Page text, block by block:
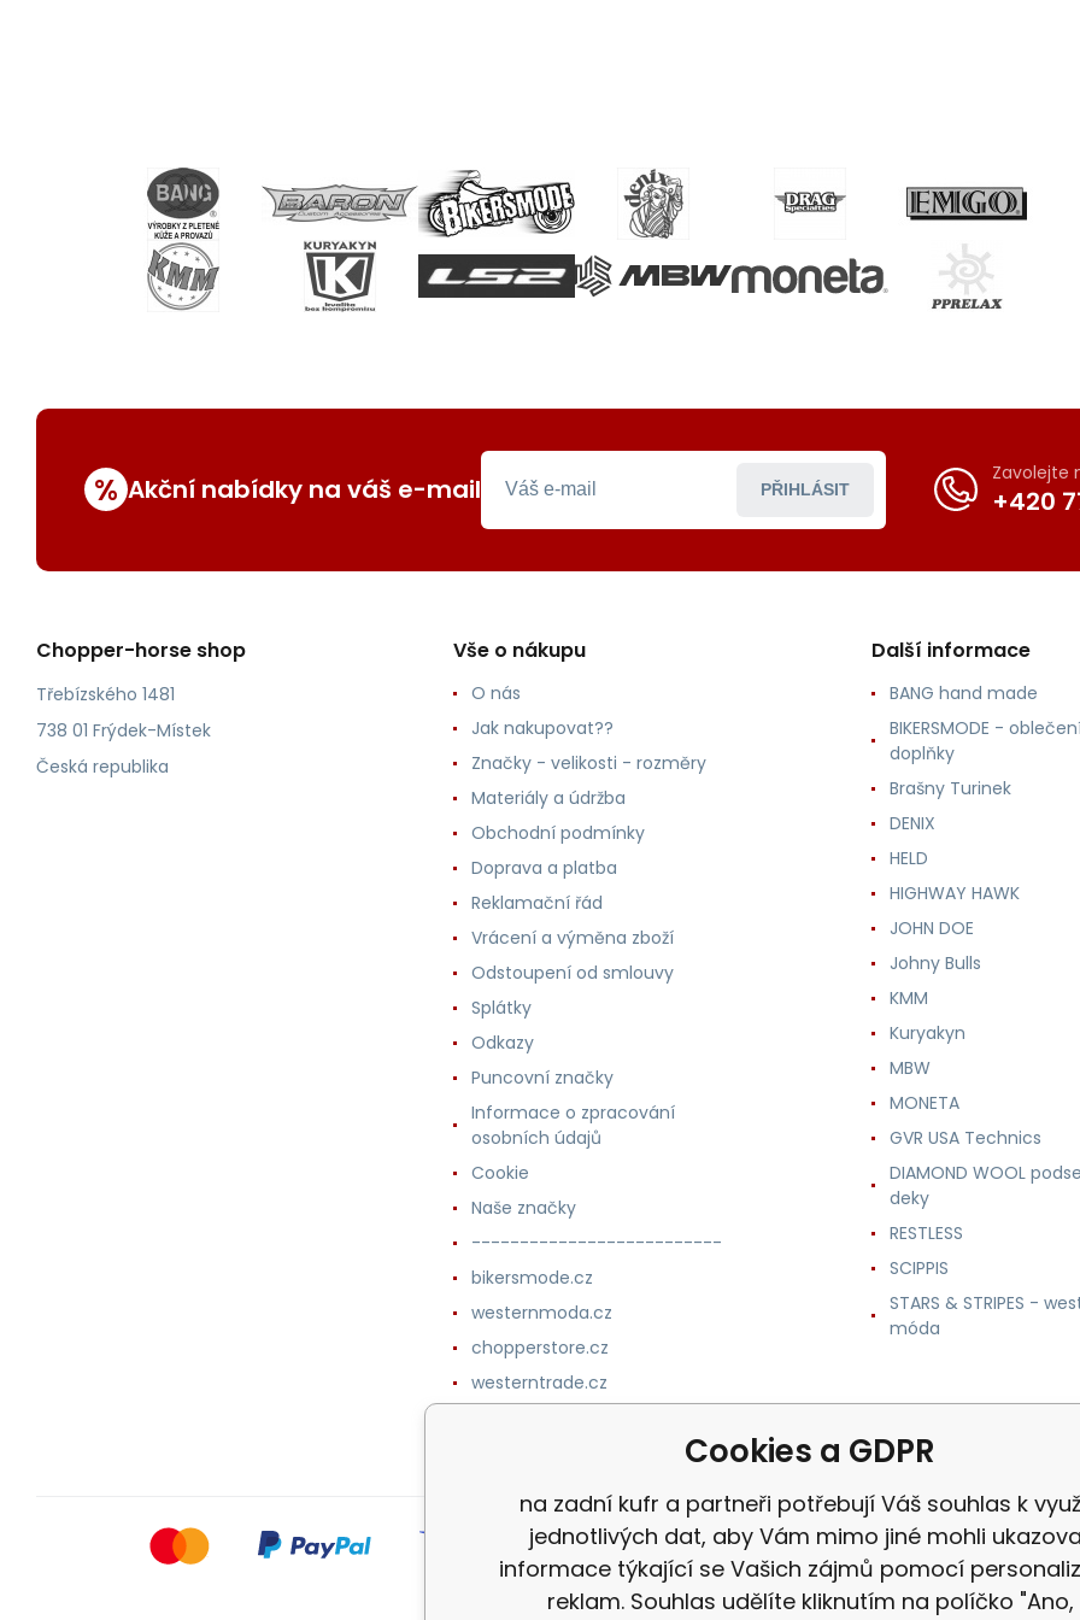
% Akční nabídky na váš e-mail PŘIHLÁSIT
Zavolejte
+420
Chopper-horse shop
Třebízského 1481
738 01 Frýdek-Místek
Česká republika
Vše o nákupu
O nás
Jak nakupovat??
Značky - velikosti - rozměry
Materiály a údržba
Obchodní podmínky
Doprava a platba
Reklamační řád
Vrácení a výměna zboží
Odstoupení od smlouvy
Splátky
Odkazy
Puncovní značky
Informace o zpracování
osobních údajů
Cookie
Naše značky
--------------------------
bikersmode.cz
westernmoda.cz
chopperstore.cz
westerntrade.cz
Další informace
BANG hand made
BIKERSMODE -
doplňky
Brašny Turinek
DENIX
HELD
HIGHWAY HAWK
JOHN DOE
Johny Bulls
KMM
Kuryakyn
MBW
MONETA
GVR USA Technics
DIAMOND WOOL
deky
RESTLESS
SCIPPIS
STARS & STRIPES -
móda
Cookies a GDPR
na zadní kufr a partneři potřebují Váš souhlas k
jednotlivých dat, aby Vám mimo jiné mohli
informace týkající se Vašich zájmů pomocí
reklam. Souhlas udělíte kliknutím na políčko "Ano,